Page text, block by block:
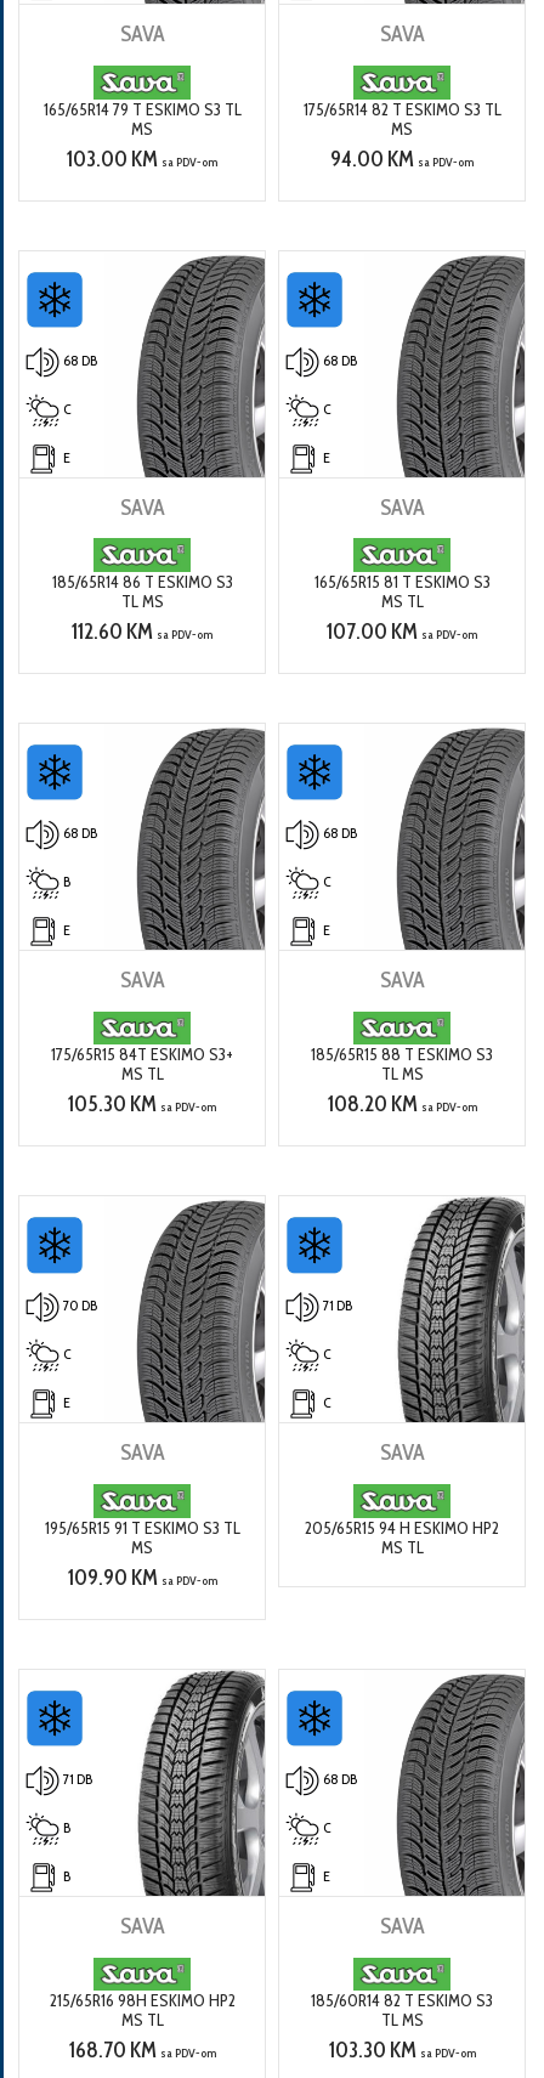
SAVA
165/65R14 79 T ESKIMO S3 TL
MS
103.00 KM sa PDV-om
SAVA
175/65R14 82 T ESKIMO S3 TL
MS
94.00 KM sa PDV-om
68 DB
C
E
SAVA
185/65R14 86 T ESKIMO S3
TL MS
112.60 KM sa PDV-om
68 DB
C
E
SAVA
165/65R15 81 T ESKIMO S3
MS TL
107.00 KM sa PDV-om
68 DB
B
E
SAVA
175/65R15 84T ESKIMO S3+
MS TL
105.30 KM sa PDV-om
68 DB
C
E
SAVA
185/65R15 88 T ESKIMO S3
TL MS
108.20 KM sa PDV-om
70 DB
C
E
SAVA
195/65R15 91 T ESKIMO S3 TL
MS
109.90 KM sa PDV-om
71 DB
C
C
SAVA
205/65R15 94 H ESKIMO HP2
MS TL
71 DB
B
B
SAVA
215/65R16 98H ESKIMO HP2
MS TL
168.70 KM sa PDV-om
68 DB
C
E
SAVA
185/60R14 82 T ESKIMO S3
TL MS
103.30 KM sa PDV-om